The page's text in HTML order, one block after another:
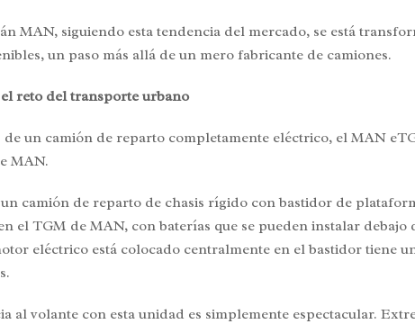
MAN, siguiendo esta tendencia del mercado, se está
un paso más allá de un mero fabricante de camiones.
reto del transporte urbano
de un camión de reparto completamente eléctrico, el MAN
MAN.
camión de reparto de chasis rígido con bastidor de
el TGM de MAN, con baterías que se pueden instalar
eléctrico está colocado centralmente en el bastidor tiene
al volante con esta unidad es simplemente espectacular.